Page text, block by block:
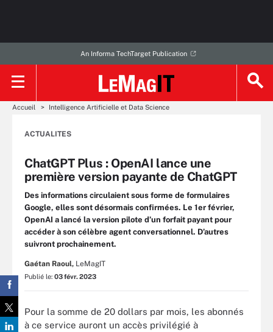
An Informa TechTarget Publication
Accueil Intelligence Artificielle et Data Science
ACTUALITES
ChatGPT Plus : OpenAI lance une
première version payante de ChatGPT
Des informations circulaient sous forme de formulaires
Google, elles sont désormais confirmées. Le 1er février,
OpenAI a lancé la version pilote d’un forfait payant pour
accéder à son célèbre agent conversationnel. D’autres
suivront prochainement.
Gaétan Raoul, LeMagIT
Publié le: 03 févr. 2023
Pour la somme de 20 dollars par mois, les abonnés
à ce service auront un accès privilégié à